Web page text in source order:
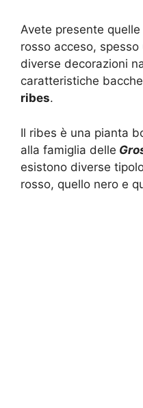
Avete presente
rosso acceso,
diverse decorazioni
caratteristiche
ribes.
Il ribes è una pianta
alla famiglia delle
esistono diverse
rosso, quello nero e